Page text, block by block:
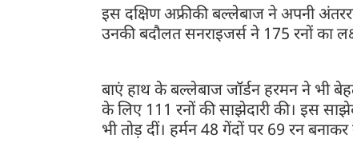
इस दक्षिण अफ्रीकी बल्लेबाज ने अपनी
उनकी बदौलत सनराइजर्स ने 175 रनों का
बाएं हाथ के बल्लेबाज जॉर्डन हरमन ने भी
के लिए 111 रनों की साझेदारी की। इस
भी तोड़ दीं। हर्मन 48 गेंदों पर 69 रन बनाकर